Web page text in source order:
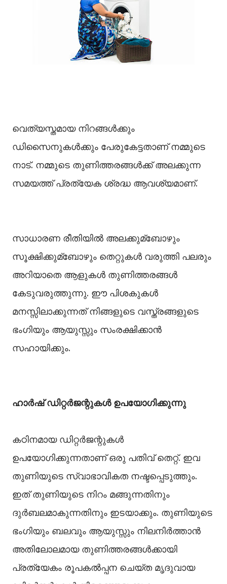
വെത്യസ്തമായ നിറങ്ങള്‍ക്കും
ഡിസൈനുകള്‍ക്കും പേരുകേട്ടതാണ് നമ്മുടെ
നാട്. നമ്മുടെ തുണിത്തരങ്ങള്‍ക്ക് അലക്കുന്ന
സമയത്ത് പ്രത്യേക ശ്രദ്ധ ആവശ്യമാണ്.
സാധാരണ രീതിയില്‍ അലക്കുമ്ബോഴും
സൂക്ഷിക്കുമ്ബോഴും തെറ്റുകള്‍ വരുത്തി പലരും
അറിയാതെ ആളുകള്‍ തുണിത്തരങ്ങള്‍
കേടുവരുത്തുന്നു. ഈ പിശകുകള്‍
മനസ്സിലാക്കുന്നത് നിങ്ങളുടെ വസ്ത്രങ്ങളുടെ
ഭംഗിയും ആയുസ്സും സംരക്ഷിക്കാന്‍
സഹായിക്കും.
ഹാര്‍ഷ് ഡിറ്റര്‍ജന്റുകള്‍ ഉപയോഗിക്കുന്നു
കഠിനമായ ഡിറ്റര്‍ജന്റുകള്‍
ഉപയോഗിക്കുന്നതാണ് ഒരു പതിവ് തെറ്റ്. ഇവ
തുണിയുടെ സ്വാഭാവികത നഷ്ടപ്പെടുത്തും.
ഇത് തുണിയുടെ നിറം മങ്ങുന്നതിനും
ദുര്‍ബലമാകുന്നതിനും ഇടയാക്കും. തുണിയുടെ
ഭംഗിയും ബലവും ആയുസ്സും നിലനിര്‍ത്താന്‍
അതിലോലമായ തുണിത്തരങ്ങള്‍ക്കായി
പ്രത്യേകം രൂപകല്‍പ്പന ചെയ്ത മൃദുവായ